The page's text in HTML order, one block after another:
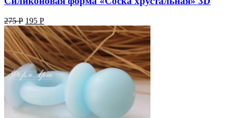
275Р 195 Р